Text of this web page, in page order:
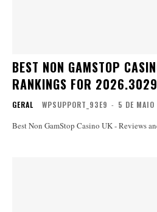
BEST NON GAMSTOP
RANKINGS FOR 2026.3029
GERAL WPSUPPORT_93E9 - 5 DE